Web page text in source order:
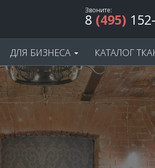
Звоните:
8 (495)
ДЛЯ БИЗНЕСА КАТАЛОГ